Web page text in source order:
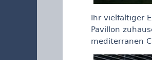
Ihr vielfältiger
Pavillon
mediterranen